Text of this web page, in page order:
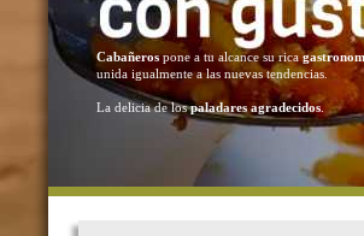
Cabañerospone a tu alcance su rica
unida igualmente a las nuevas tendencias.
La delicia de lospaladares agradecidos.